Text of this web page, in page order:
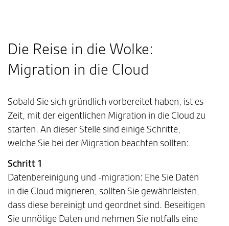
Die Reise in die Wolke:
Migration in die Cloud
Sobald Sie sich gründlich vorbereitet haben, ist es
Zeit, mit der eigentlichen Migration in die Cloud zu
starten. An dieser Stelle sind einige Schritte,
welche Sie bei der Migration beachten sollten:
Schritt 1
Datenbereinigung und -migration: Ehe Sie Daten
in die Cloud migrieren, sollten Sie gewährleisten,
dass diese bereinigt und geordnet sind. Beseitigen
Sie unnötige Daten und nehmen Sie notfalls eine